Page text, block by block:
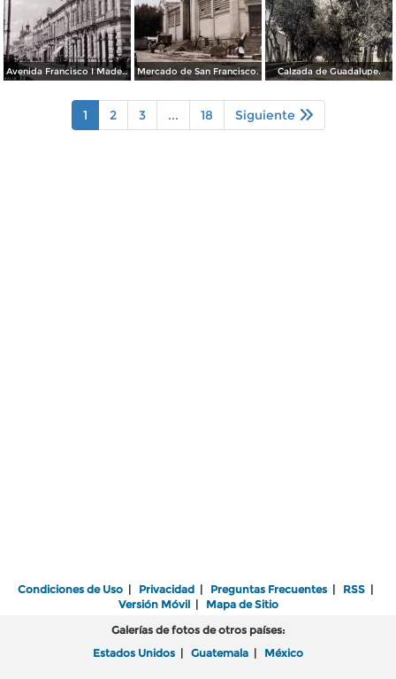
Avenida Francisco I Madero. Mercado de San Francisco. Calzada de Guadalupe.
1 2 3 ... 18 Siguiente
Condiciones de Uso | Privacidad | Preguntas Frecuentes | RSS |
Versión Móvil| Mapa de Sitio
Galerías de fotos de otros países:
Estados Unidos | Guatemala | México